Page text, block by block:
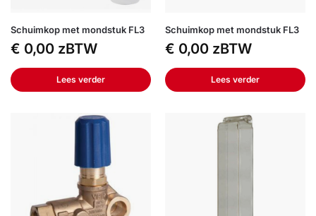
Schuimkop met mondstuk FL3
€ 0,00 zBTW
Lees verder
Schuimkop met mondstuk FL3
€ 0,00 zBTW
Lees verder